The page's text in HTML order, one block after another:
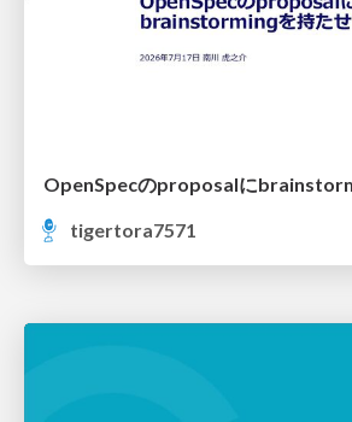
tigertora7571